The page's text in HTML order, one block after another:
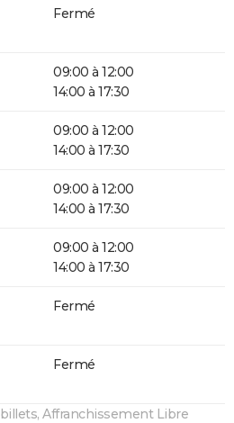
Fermé
09:00 à 12:00
14:00 à 17:30
09:00 à 12:00
14:00 à 17:30
09:00 à 12:00
14:00 à 17:30
09:00 à 12:00
14:00 à 17:30
Fermé
Fermé
Affranchissement Libre